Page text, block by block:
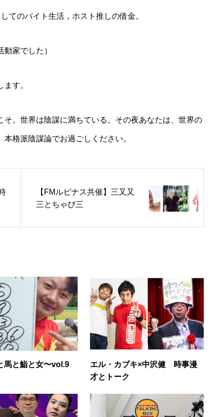
てのバイト生活，ホスト推しの借金。
家でした）
す。
。世界は陰謀に満ちている。その夜あなたは、世界の
格派陰謀論でお過ごしください。
【FMルピナス共催】三又又
三とちゃび三
馬と鮨と女〜vol.9
エル・カブキ×中沢健 時事漫
才とトーク